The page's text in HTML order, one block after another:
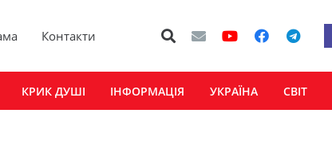
Контакти
КРИК ДУШІ ІНФОРМАЦІЯ УКРАЇНА СВІТ